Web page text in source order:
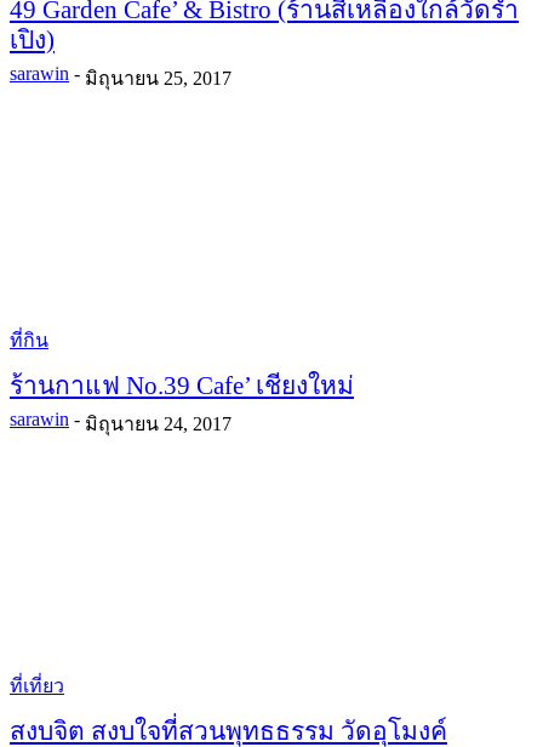
49 Garden Cafe’ & Bistro (ร้านสีเหลืองใกล้วัดร่ำ
เปิง)
sarawin - มิถุนายน 25, 2017
ที่กิน
ร้านกาแฟ No.39 Cafe’ เชียงใหม่
sarawin - มิถุนายน 24, 2017
ที่เที่ยว
สงบจิต สงบใจที่สวนพุทธธรรม วัดอุโมงค์